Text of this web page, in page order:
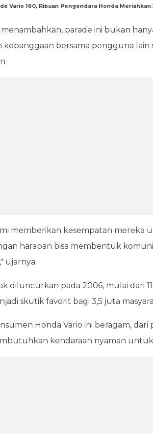
Vario 160, Ribuan Pengendara Honda
menambahkan, parade ini bukan
kebanggaan bersama pengguna
memberikan kesempatan mereka
harapan bisa membentuk
ujarnya.
diluncurkan pada 2006, mulai dari
skutik favorit bagi 3,5 juta
Honda Vario ini beragam,
kendaraan nyaman untuk